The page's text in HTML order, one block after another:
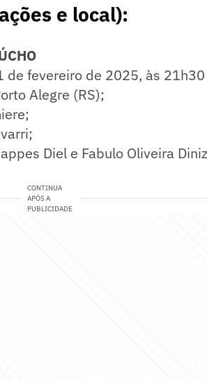
e local):
de fevereiro de 2025, às
Alegre (RS);
Diel e Fabulo Oliveira
CONTINUA
APÓS A
PUBLICIDADE